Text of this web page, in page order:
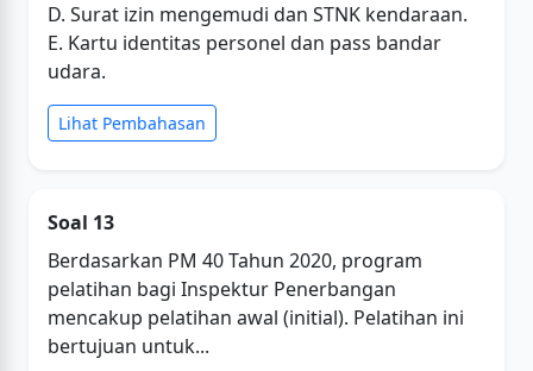
D. Surat izin mengemudi dan STNK kendaraan.
E. Kartu identitas personel dan pass bandar
udara.
Lihat Pembahasan
Soal 13
Berdasarkan PM 40 Tahun 2020, program
pelatihan bagi Inspektur Penerbangan
mencakup pelatihan awal (initial). Pelatihan ini
bertujuan untuk...